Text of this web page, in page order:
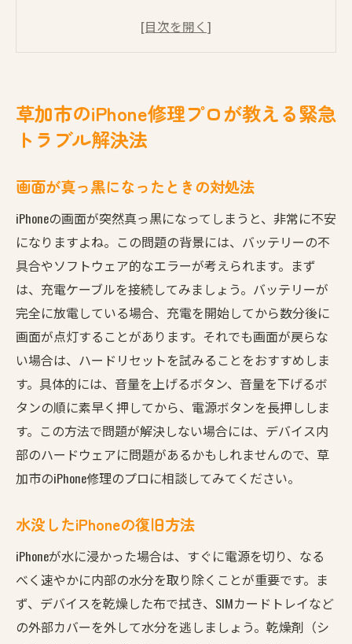
水没したiPhoneの復旧方法
トラブル発生時の第一歩としての診断方法
画面割れもデータ復旧も草加市のiPhone修理が迅
画面割れの修理プロセスを徹底解説
データ復旧に成功するための秘訣
割れた画面が引き起こすリスクとその予防
復旧不可能なデータの見極め方
画面交換後の操作性を維持するコツ
データ復旧作業中の注意点とその対策
iPhone修理のプロが草加市で提供する安心のサポ
ート
修理前後の丁寧なカウンセリング
保証付き修理で安心を提供
信頼できる修理店の選び方
草加市の地域密着型サポートの強み
バッテリー問題もこれで解決草加市のiPhone修理
術
バッテリー寿命を延ばすための工夫
草加市のiPhone修理プロが教える緊急
トラブル解決法
画面が真っ黒になったときの対処法
iPhoneの画面が突然真っ黒になってしまうと、非常に不安
になりますよね。この問題の背景には、バッテリーの不
具合やソフトウェア的なエラーが考えられます。まず
は、充電ケーブルを接続してみましょう。バッテリーが
完全に放電している場合、充電を開始してから数分後に
画面が点灯することがあります。それでも画面が戻らな
い場合は、ハードリセットを試みることをおすすめしま
す。具体的には、音量を上げるボタン、音量を下げるボ
タンの順に素早く押してから、電源ボタンを長押ししま
す。この方法で問題が解決しない場合には、デバイス内
部のハードウェアに問題があるかもしれませんので、草
加市のiPhone修理のプロに相談してみてください。
水没したiPhoneの復旧方法
iPhoneが水に浸かった場合は、すぐに電源を切り、なる
べく速やかに内部の水分を取り除くことが重要です。ま
ず、デバイスを乾燥した布で拭き、SIMカードトレイなど
の外部カバーを外して水分を逃しましょう。乾燥剤（シ